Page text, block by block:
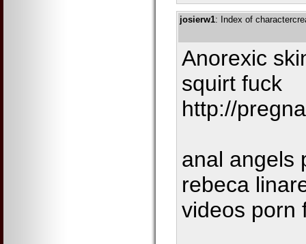
josierw1: Index of
Anorexic
squirt fuck
http://
anal angels
rebeca
videos porn